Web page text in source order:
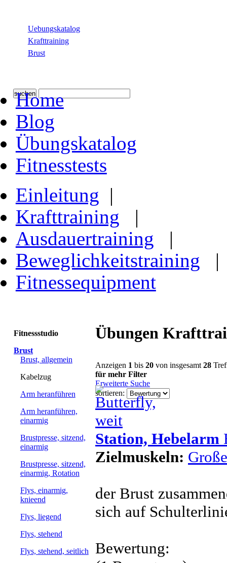
Uebungskatalog
Krafttraining
Brust
Home
Blog
Übungskatalog
Fitnesstests
Einleitung |
Krafttraining |
Ausdauertraining |
Beweglichkeitstraining
Fitnessequipment
Fitnessstudio
Brust
Brust, allgemein
Kabelzug
Arm heranführen
Arm heranführen,
einarmig
Brustpresse, sitzend,
einarmig
Brustpresse, sitzend,
einarmig, Rotation
Flys, einarmig,
knieend
Flys, liegend
Flys, stehend
Flys, stehend, seitlich
Übungen
Anzeigen 1 bis 20 von insgesamt 28
für mehr Filter
Erweiterte Suche
sortieren:
Station, Hebelarm
Zielmuskeln:
der Brust
sich auf
Bewertung: